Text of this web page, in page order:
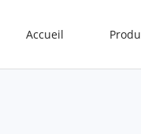
Accueil